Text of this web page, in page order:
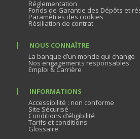
Réglementation
Fonds de Garantie des Dépôts et
Paramètres des cookies
Résiliation de contrat
NOUS CONNAÎTRE
La banque d’un monde qui change
Nos engagements responsables
Emploi & Carrière
INFORMATIONS
Accessibilité : non conforme
Site Sécurisé
Conditions d’éligibilité
Tarifs et conditions
Glossaire